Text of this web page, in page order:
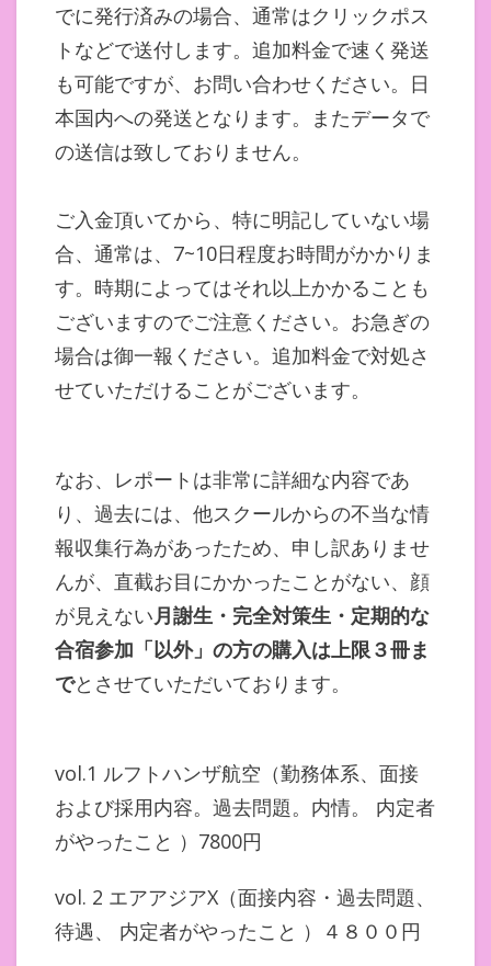
でに発行済みの場合、通常はクリックポス
トなどで送付します。追加料金で速く発送
も可能ですが、お問い合わせください。日
本国内への発送となります。またデータで
の送信は致しておりません。
ご入金頂いてから、特に明記していない場
合、通常は、7~10日程度お時間がかかりま
す。時期によってはそれ以上かかることも
ございますのでご注意ください。お急ぎの
場合は御一報ください。追加料金で対処さ
せていただけることがございます。
なお、レポートは非常に詳細な内容であ
り、過去には、他スクールからの不当な情
報収集行為があったため、申し訳ありませ
んが、直截お目にかかったことがない、顔
が見えない月謝生・完全対策生・定期的な
合宿参加「以外」の方の購入は上限３冊ま
でとさせていただいております。
vol.1 ルフトハンザ航空（勤務体系、面接
および採用内容。過去問題。内情。 内定者
がやったこと ）7800円
vol. 2 エアアジアX（面接内容・過去問題、
待遇、 内定者がやったこと ）４８００円